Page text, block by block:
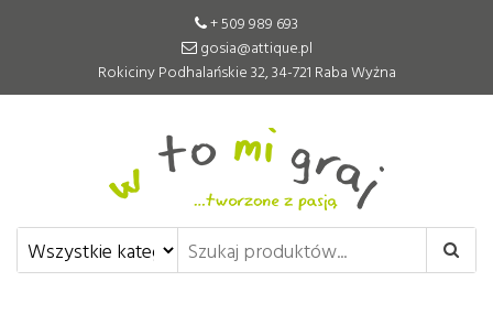
+ 509 989 693
gosia@attique.pl
Rokiciny Podhalańskie 32, 34-721 Raba Wyżna
W to mi graj
Pomoce edukacyjne tworzone z
pasją